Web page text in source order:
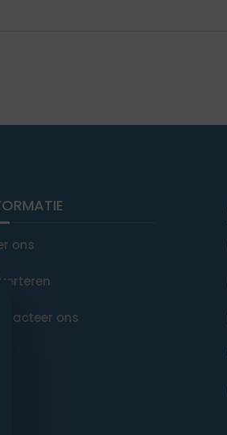
ons
ons